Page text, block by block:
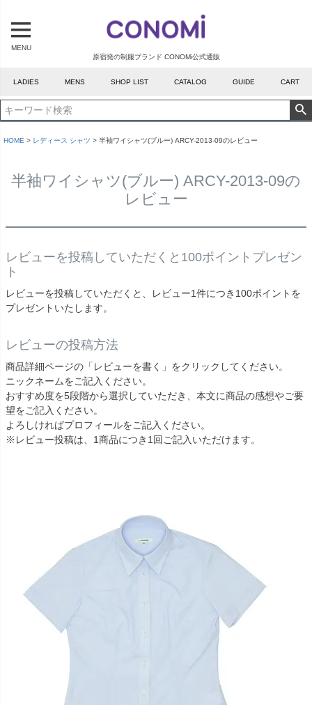
原宿発の制服ブランド CONOMi公式通販
MENU
LADIES MENS SHOP LIST CATALOG GUIDE CART
HOME レディース シャツ 半袖ワイシャツ(ブルー) ARCY-2013-09のレビュー
半袖ワイシャツ(ブルー) ARCY-2013-09の
レビュー
レビューを投稿していただくと100ポイントプレゼン
ト
レビューを投稿していただくと、レビュー1件につき100ポイントを
プレゼントいたします。
レビューの投稿方法
商品詳細ページの「レビューを書く」をクリックしてください。
ニックネームをご記入ください。
おすすめ度を5段階から選択していただき、本文に商品の感想やご要
望をご記入ください。
よろしければプロフィールをご記入ください。
※レビュー投稿は、1商品につき1回ご記入いただけます。